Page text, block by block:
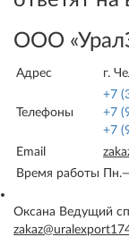
ООО
Адрес г.
Телефоны
+7
+7
+7
Email
Время работы
Оксана Ведущий